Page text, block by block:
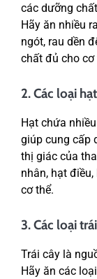
các dưỡng
Hãy ăn nhiều
ngót, rau dền
chất đủ cho cơ
2. Các loại
Hạt chứa
giúp cung cấp
thị giác của
nhân, hạt
cơ thể.
3. Các loại
Trái cây là
Hãy ăn các